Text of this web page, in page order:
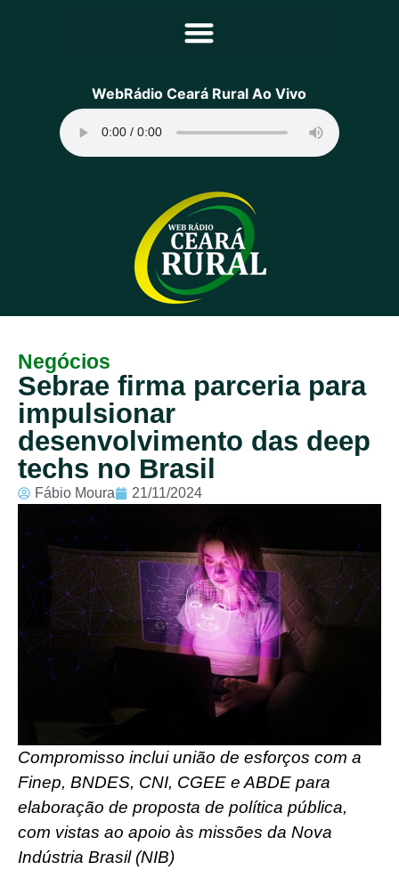
Principal
Programação
Equipe
Contato
Sobre
WebRádio Ceará Rural Ao Vivo
Negócios
Sebrae firma parceria para
impulsionar
desenvolvimento das deep
techs no Brasil
Fábio Moura 21/11/2024
Compromisso inclui união de esforços com a
Finep, BNDES, CNI, CGEE e ABDE para
elaboração de proposta de política pública,
com vistas ao apoio às missões da Nova
Indústria Brasil (NIB)